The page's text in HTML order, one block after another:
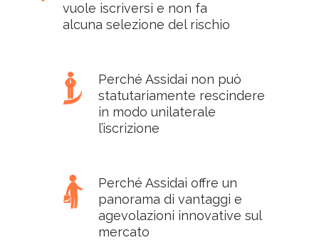
vuole iscriversi e non fa
alcuna selezione del rischio
Perché Assidai non può
statutariamente rescindere
in modo unilaterale
l’iscrizione
Perché Assidai offre un
panorama di vantaggi e
agevolazioni innovative sul
mercato